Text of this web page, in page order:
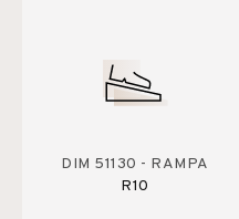
DIM 51130 - RAMPA
R10